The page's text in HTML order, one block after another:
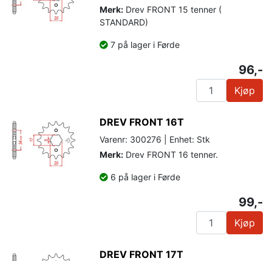
Merk: Drev FRONT 15 tenner (
STANDARD)
7 på lager i Førde
96,-
Kjøp
DREV FRONT 16T
Varenr: 300276 | Enhet: Stk
Merk: Drev FRONT 16 tenner.
6 på lager i Førde
99,-
Kjøp
DREV FRONT 17T